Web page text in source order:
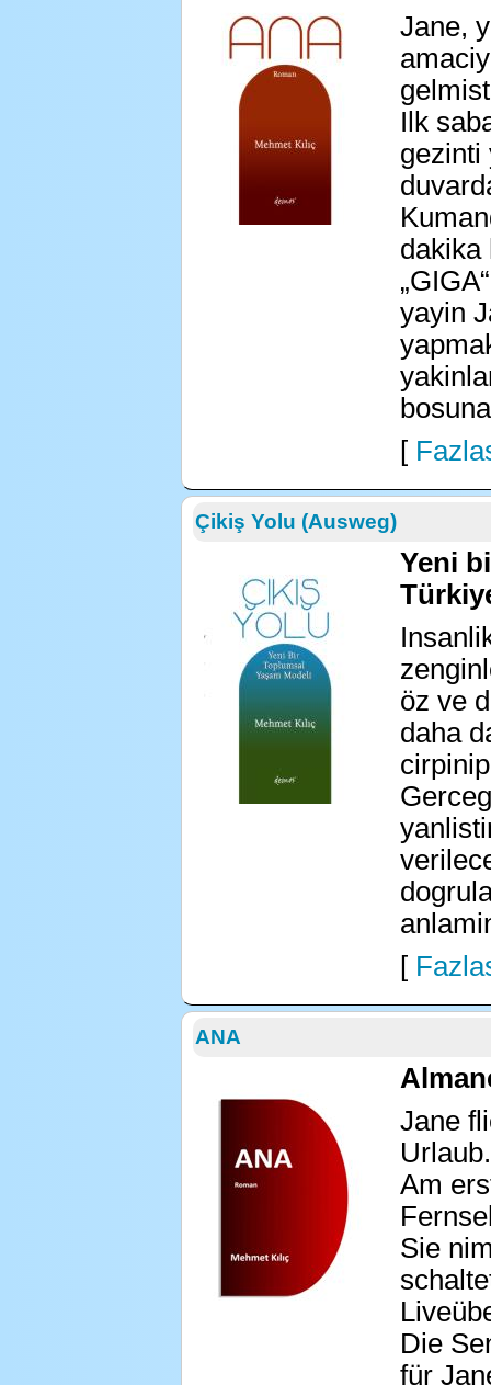
Jane,
Ilk
gezinti
dakika
yayin
[
Çikiş Yolu (Ausweg)
Yeni
öz ve
daha
[
ANA
Jane
Urlaub.
Am
Sie
Die
für